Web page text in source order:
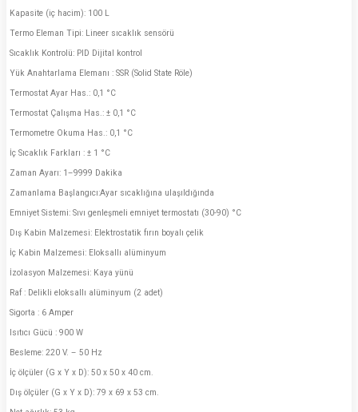
Kapasite (iç hacim): 100 L
Termo Eleman Tipi: Lineer sıcaklık sensörü
Sıcaklık Kontrolü: PID Dijital kontrol
Yük Anahtarlama Elemanı : SSR (Solid State Röle)
Termostat Ayar Has.: 0,1 °C
Termostat Çalışma Has.: ± 0,1 °C
Termometre Okuma Has.: 0,1 °C
İç Sıcaklık Farkları : ± 1 °C
Zaman Ayarı: 1–9999 Dakika
Zamanlama Başlangıcı:Ayar sıcaklığına ulaşıldığında
Emniyet Sistemi: Sıvı genleşmeli emniyet termostatı (30-90) °C
Dış Kabin Malzemesi: Elektrostatik fırın boyalı çelik
İç Kabin Malzemesi: Eloksallı alüminyum
İzolasyon Malzemesi: Kaya yünü
Raf : Delikli eloksallı alüminyum (2 adet)
Sigorta : 6 Amper
Isıtıcı Gücü : 900 W
Besleme: 220 V. – 50 Hz
İç ölçüler (G x Y x D): 50 x 50 x 40 cm.
Dış ölçüler (G x Y x D): 79 x 69 x 53 cm.